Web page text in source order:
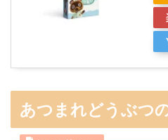
あつまれどうぶつ